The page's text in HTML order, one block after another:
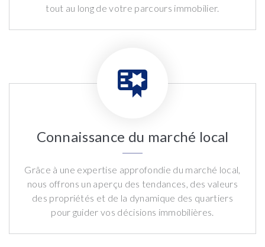
tout au long de votre parcours immobilier.
Connaissance du marché local
Grâce à une expertise approfondie du marché local,
nous offrons un aperçu des tendances, des valeurs
des propriétés et de la dynamique des quartiers
pour guider vos décisions immobilières.